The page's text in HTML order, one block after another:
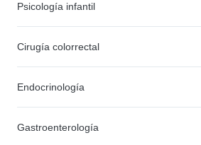
Psicología infantil
Cirugía colorrectal
Endocrinología
Gastroenterología